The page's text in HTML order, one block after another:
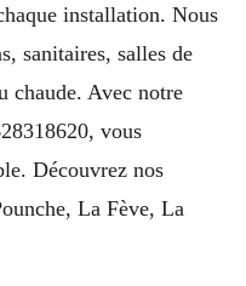
installation. Nous
sanitaires, salles de
chaude. Avec notre
vous
Découvrez nos
La Fève, La